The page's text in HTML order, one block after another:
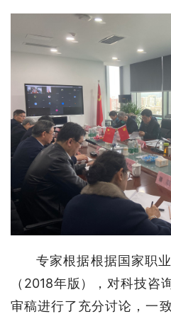
专家根据根据国家职
（2018年版），对科技咨
审稿进行了充分讨论，一